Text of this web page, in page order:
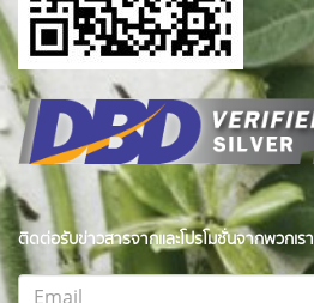
ติดต่อรับข่าวสารจากและโปรโมชั่นจากพวกเรา